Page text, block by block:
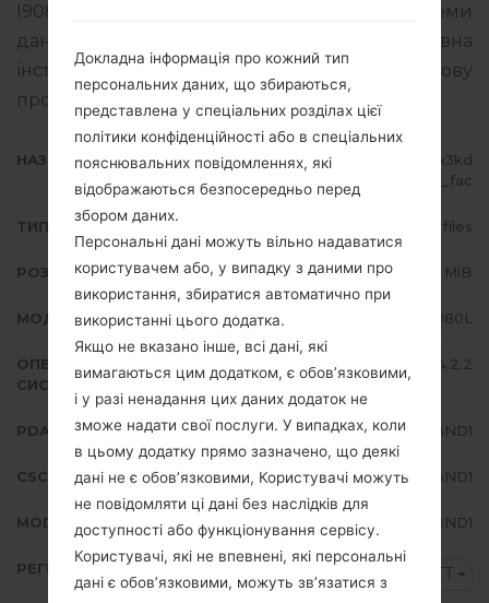
I9080LUBUBND1. Версія операційної системи
даної прошивки Android Jelly Bean 4.2.2. Повна
інструкція про те, як прошивати стокову
прошивку на пристроях Samsung
НАЗВА ФАЙЛУ
GT-I9080L_1_20150916173413_ix3kd
d2nkz_fac
ТИП ПРОШИВКИ 4 files
РОЗМІР ФАЙЛУ 928.63 MiB
МОДЕЛЬ Samsung GT-I9080L
ОПЕРАЦІЙНА
СИСТЕМА
Android Jelly Bean 4.2.2
PDA/AP ВЕРСІЯ I9080LUBUBND1
CSC ВЕРСІЯ I9080LUUBBND1
MODEM/CP ВЕРСІЯ I9080LUBUBND1
РЕГІОН TTT
Докладна інформація про кожний тип
персональних даних, що збираються,
представлена у спеціальних розділах цієї
політики конфіденційності або в спеціальних
пояснювальних повідомленнях, які
відображаються безпосередньо перед
збором даних.
Персональні дані можуть вільно надаватися
користувачем або, у випадку з даними про
використання, збиратися автоматично при
використанні цього додатка.
Якщо не вказано інше, всі дані, які
вимагаються цим додатком, є обов’язковими,
і у разі ненадання цих даних додаток не
зможе надати свої послуги. У випадках, коли
в цьому додатку прямо зазначено, що деякі
дані не є обов’язковими, Користувачі можуть
не повідомляти ці дані без наслідків для
доступності або функціонування сервісу.
Користувачі, які не впевнені, які персональні
дані є обов’язковими, можуть зв’язатися з